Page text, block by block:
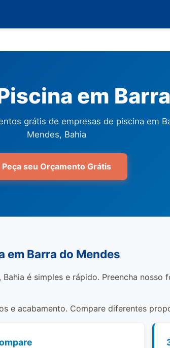
em
grátis de empresas de piscina em
Mendes, Bahia
Peça seu Orçamento Grátis
em Barra do Mendes
é simples e rápido. Preencha
e acabamento. Compare diferentes